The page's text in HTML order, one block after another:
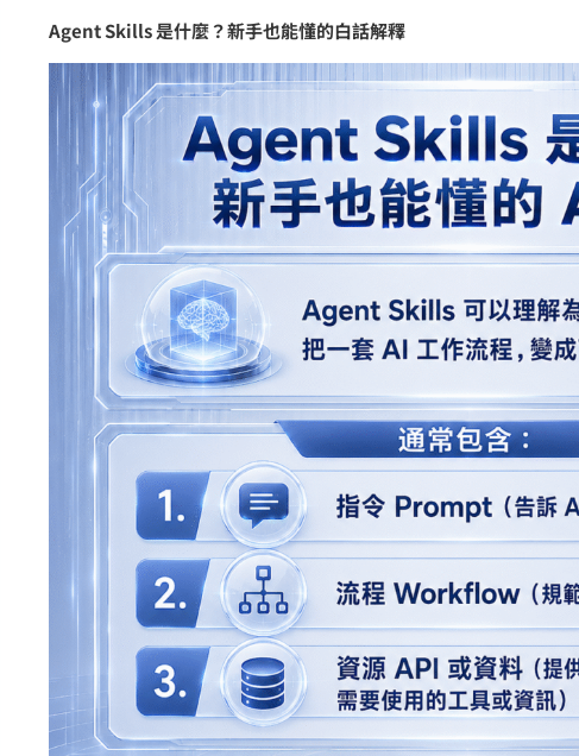
Agent Skills 是什麼？新手也能懂的白話解釋